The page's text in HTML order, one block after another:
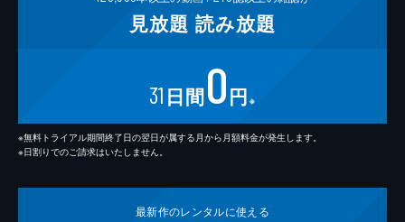
見放題 読み放題
31 日間0円 ※
※無料トライアル期間終了日の翌日が属する月から月額料金が発生します。
※日割りでのご請求はいたしません。
最新作のレンタルに使える